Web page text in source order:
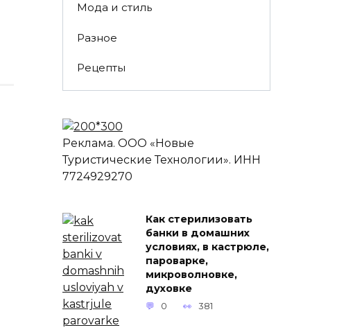
Мода и стиль
Разное
Рецепты
Реклама. ООО «Новые
Туристические Технологии». ИНН
7724929270
Как стерилизовать
банки в домашних
условиях, в кастрюле,
пароварке,
микроволновке,
духовке
0 381